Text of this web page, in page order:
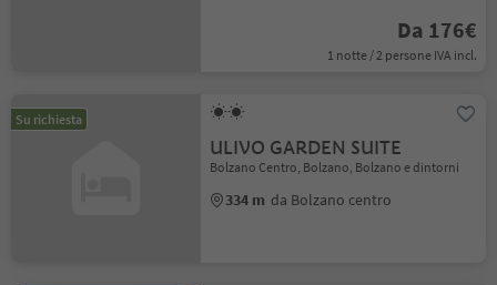
Da 176€
1 notte / 2 persone IVA incl.
Su richiesta
ULIVO GARDEN SUITE
Bolzano Centro, Bolzano, Bolzano e dintorni
334 m da Bolzano centro